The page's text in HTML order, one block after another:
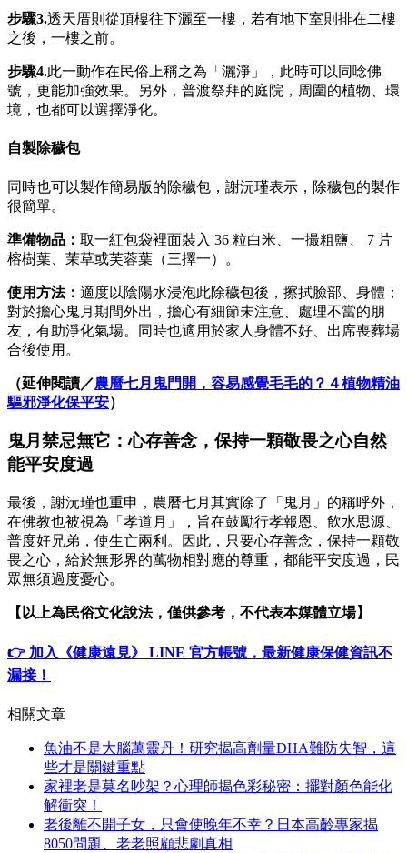
步驟3.透天厝則從頂樓往下灑至一樓，若有地下室則排在二樓
之後，一樓之前。
步驟4.此一動作在民俗上稱之為「灑淨」，此時可以同唸佛
號，更能加強效果。另外，普渡祭拜的庭院，周圍的植物、環
境，也都可以選擇淨化。
自製除穢包
同時也可以製作簡易版的除穢包，謝沅瑾表示，除穢包的製作
很簡單。
準備物品： 取一紅包袋裡面裝入 36 粒白米、一撮粗鹽、 7 片
榕樹葉、茉草或芙蓉葉（三擇一）。
使用方法： 適度以陰陽水浸泡此除穢包後，擦拭臉部、身體；
對於擔心鬼月期間外出，擔心有細節未注意、處理不當的朋
友，有助淨化氣場。同時也適用於家人身體不好、出席喪葬場
合後使用。
（延伸閱讀／農曆七月鬼門開，容易感覺毛毛的？４植物精油
驅邪淨化保平安）
鬼月禁忌無它：心存善念，保持一顆敬畏之心自然
能平安度過
最後，謝沅瑾也重申，農曆七月其實除了「鬼月」的稱呼外，
在佛教也被視為「孝道月」，旨在鼓勵行孝報恩、飲水思源、
普度好兄弟，使生亡兩利。因此，只要心存善念，保持一顆敬
畏之心，給於無形界的萬物相對應的尊重，都能平安度過，民
眾無須過度憂心。
【以上為民俗文化說法，僅供參考，不代表本媒體立場】
👉 加入《健康遠見》 LINE 官方帳號，最新健康保健資訊不
漏接！
相關文章
魚油不是大腦萬靈丹！研究揭高劑量DHA難防失智，這
些才是關鍵重點
家裡老是莫名吵架？心理師揭色彩秘密：擺對顏色能化
解衝突！
老後離不開子女，只會使晚年不幸？日本高齡專家揭
8050問題、老老照顧悲劇真相